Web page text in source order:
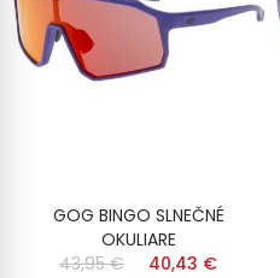
GOG BINGO SLNEČNÉ
OKULIARE
43,95 €
40,43 €